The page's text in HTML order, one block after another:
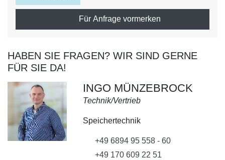
Für Anfrage vormerken
HABEN SIE FRAGEN? WIR SIND GERNE
FÜR SIE DA!
INGO MÜNZEBROCK
Technik/Vertrieb
Speichertechnik
+49 6894 95 558 - 60
+49 170 609 22 51